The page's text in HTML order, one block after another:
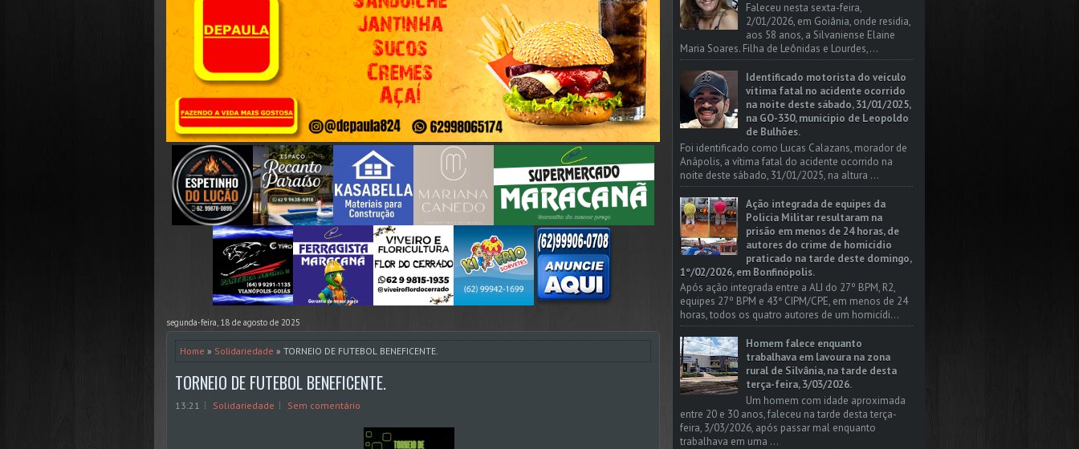
segunda-feira, 18 de agosto de 2025
Home » Solidariedade » TORNEIO DE FUTEBOL BENEFICENTE.
TORNEIO DE FUTEBOL BENEFICENTE.
13:21 Solidariedade Sem comentário
Faleceu nesta sexta-feira,
2/01/2026, em Goiânia, onde residia,
aos 58 anos, a Silvaniense Elaine
Maria Soares. Filha de Leônidas e Lourdes,...
Identificado motorista do veículo
vítima fatal no acidente ocorrido
na noite deste sábado, 31/01/2025,
na GO-330, município de Leopoldo
de Bulhões.
Foi identificado como Lucas Calazans, morador de
Anápolis, a vítima fatal do acidente ocorrido na
noite deste sábado, 31/01/2025, na altura ...
Ação integrada de equipes da
Policia Militar resultaram na
prisão em menos de 24 horas, de
autores do crime de homicídio
praticado na tarde deste domingo,
1º/02/2026, em Bonfinópolis.
Após ação integrada entre a ALI do 27º BPM, R2,
equipes 27º BPM e 43ª CIPM/CPE, em menos de 24
horas, todos os quatro autores de um homicídi...
Homem falece enquanto
trabalhava em lavoura na zona
rural de Silvânia, na tarde desta
terça-feira, 3/03/2026.
Um homem com idade aproximada
entre 20 e 30 anos, faleceu na tarde desta terça-
feira, 3/03/2026, após passar mal enquanto
trabalhava em uma ...